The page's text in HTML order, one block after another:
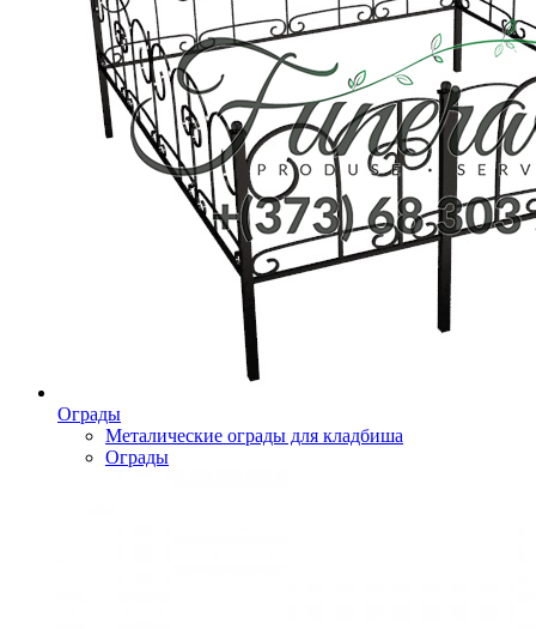
Ограды
Металические ограды для кладбиша
Ограды